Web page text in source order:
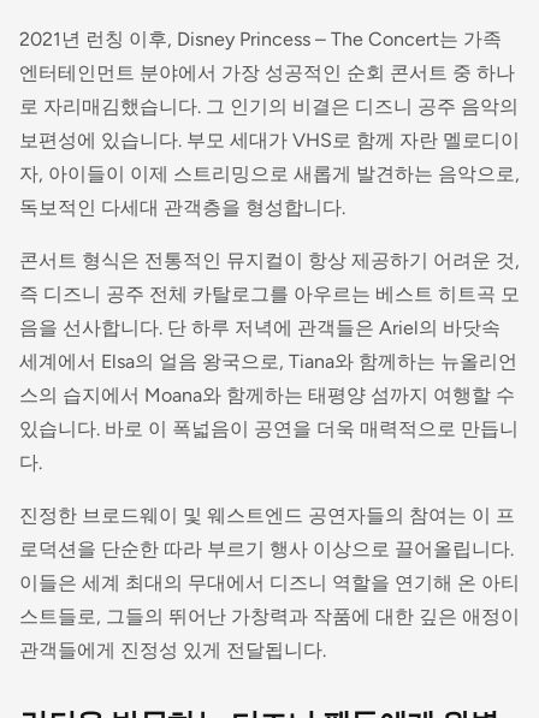
2021년 런칭 이후, Disney Princess – The Concert는 가족
엔터테인먼트 분야에서 가장 성공적인 순회 콘서트 중 하나
로 자리매김했습니다. 그 인기의 비결은 디즈니 공주 음악의
보편성에 있습니다. 부모 세대가 VHS로 함께 자란 멜로디이
자, 아이들이 이제 스트리밍으로 새롭게 발견하는 음악으로,
독보적인 다세대 관객층을 형성합니다.
콘서트 형식은 전통적인 뮤지컬이 항상 제공하기 어려운 것,
즉 디즈니 공주 전체 카탈로그를 아우르는 베스트 히트곡 모
음을 선사합니다. 단 하루 저녁에 관객들은 Ariel의 바닷속
세계에서 Elsa의 얼음 왕국으로, Tiana와 함께하는 뉴올리언
스의 습지에서 Moana와 함께하는 태평양 섬까지 여행할 수
있습니다. 바로 이 폭넓음이 공연을 더욱 매력적으로 만듭니
다.
진정한 브로드웨이 및 웨스트엔드 공연자들의 참여는 이 프
로덕션을 단순한 따라 부르기 행사 이상으로 끌어올립니다.
이들은 세계 최대의 무대에서 디즈니 역할을 연기해 온 아티
스트들로, 그들의 뛰어난 가창력과 작품에 대한 깊은 애정이
관객들에게 진정성 있게 전달됩니다.